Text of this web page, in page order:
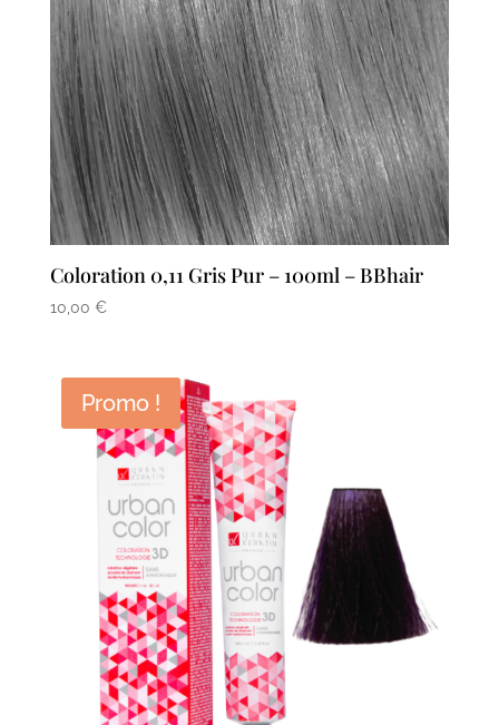
Coloration 0,11 Gris Pur – 100ml – BBhair
10,00 €
Promo !